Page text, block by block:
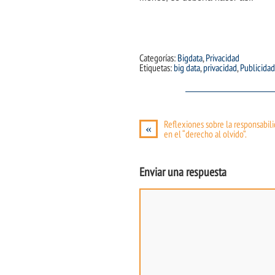
Categorías: Bigdata,Privacidad
Etiquetas: big data,privacidad,Publicidad
«
Reflexiones sobre la
en el “derecho al olvido”.
Enviar una respuesta